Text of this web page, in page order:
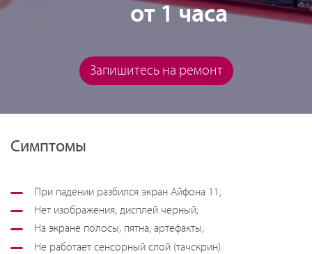
от 1 часа
Запишитесь на ремонт
Симптомы
При падении разбился экран Айфона 11;
Нет изображения, дисплей черный;
На экране полосы, пятна, артефакты;
Не работает сенсорный слой (тачскрин).